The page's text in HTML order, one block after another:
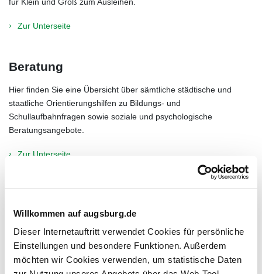
Willkommen auf augsburg.de
Dieser Internetauftritt verwendet Cookies für persönliche
Einstellungen und besondere Funktionen. Außerdem
möchten wir Cookies verwenden, um statistische Daten
für Klein und Groß zum Ausleihen.
Zur Unterseite
Beratung
Hier finden Sie eine Übersicht über sämtliche städtische und
staatliche Orientierungshilfen zu Bildungs- und
Schullaufbahnfragen sowie soziale und psychologische
Beratungsangebote.
Zur Unterseite
Anträge, Veröffentlichungen des Referats für Bildung und
Migration.
Zur Unterseite